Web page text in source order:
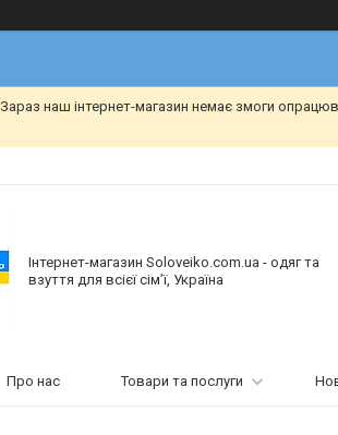
Зараз наш інтернет-магазин немає змоги
Інтернет-магазин Soloveiko.com.ua - одяг та
взуття для всієї сім’ї, Україна
Про нас Товари та послуги